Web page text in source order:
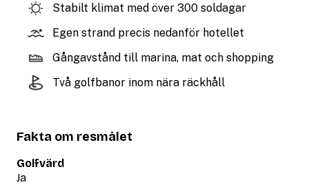
Stabilt klimat med över 300 soldagar
Egen strand precis nedanför hotellet
Gångavstånd till marina, mat och shopping
Två golfbanor inom nära räckhåll
Fakta om resmålet
Golfvärd
Ja